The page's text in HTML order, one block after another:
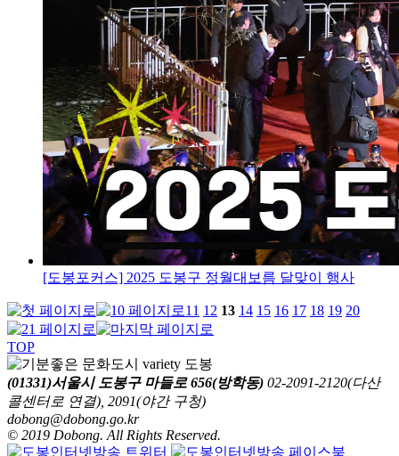
[도봉포커스] 2025 도봉구 정월대보름 달맞이 행사
11 12 13 14 15 16 17 18 19 20
TOP
(01331)서울시 도봉구 마들로 656(방학동) 02-2091-2120(다산
콜센터로 연결), 2091(야간 구청)
dobong@dobong.go.kr
© 2019 Dobong. All Rights Reserved.